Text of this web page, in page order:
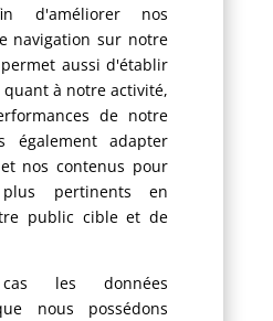
d'améliorer nos
navigation sur notre
aussi d'établir
à notre activité,
de notre
également adapter
nos contenus pour
pertinents en
public cible et de
les données
nous possédons